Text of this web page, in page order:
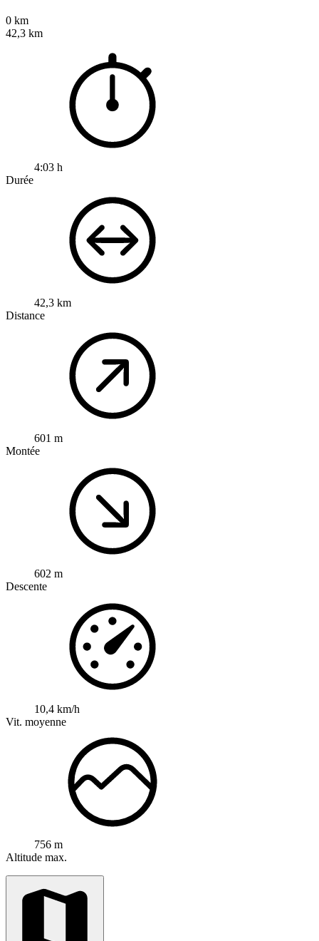
0 km
42,3 km
4:03 h
Durée
42,3 km
Distance
601 m
Montée
602 m
Descente
10,4 km/h
Vit. moyenne
756 m
Altitude max.